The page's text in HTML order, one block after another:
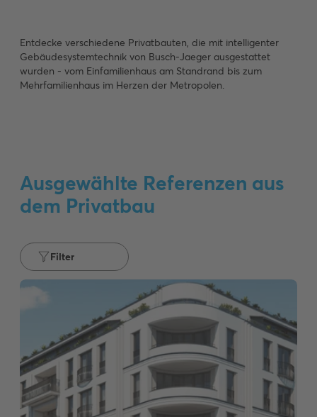
Entdecke verschiedene Privatbauten, die mit intelligenter
Gebäudesystemtechnik von Busch-Jaeger ausgestattet
wurden - vom Einfamilienhaus am Standrand bis zum
Mehrfamilienhaus im Herzen der Metropolen.
Ausgewählte Referenzen aus
dem Privatbau
Filter